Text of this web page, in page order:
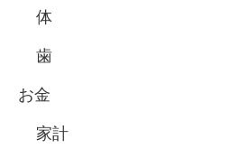
体
歯
お金
家計